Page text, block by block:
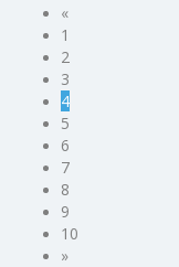
«
1
2
3
4
5
6
7
8
9
10
»